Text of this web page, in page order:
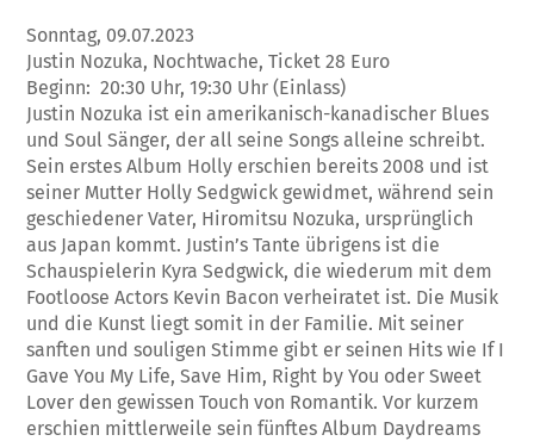
Sonntag, 09.07.2023
Justin Nozuka, Nochtwache, Ticket 28 Euro
Beginn: 20:30 Uhr, 19:30 Uhr (Einlass)
Justin Nozuka ist ein amerikanisch-kanadischer Blues
und Soul Sänger, der all seine Songs alleine schreibt.
Sein erstes Album Holly erschien bereits 2008 und ist
seiner Mutter Holly Sedgwick gewidmet, während sein
geschiedener Vater, Hiromitsu Nozuka, ursprünglich
aus Japan kommt. Justin’s Tante übrigens ist die
Schauspielerin Kyra Sedgwick, die wiederum mit dem
Footloose Actors Kevin Bacon verheiratet ist. Die Musik
und die Kunst liegt somit in der Familie. Mit seiner
sanften und souligen Stimme gibt er seinen Hits wie If I
Gave You My Life, Save Him, Right by You oder Sweet
Lover den gewissen Touch von Romantik. Vor kurzem
erschien mittlerweile sein fünftes Album Daydreams